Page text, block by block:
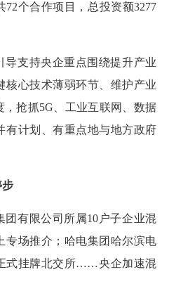
个合作项目，总投资额3277
导支持央企重点围绕提升产业
核心技术薄弱环节、维护产业
抢抓5G、工业互联网、数据
有计划、有重点地与地方政府
步
团有限公司所属10户子企业混
专场推介；哈电集团哈尔滨电
式挂牌北交所……央企加速混